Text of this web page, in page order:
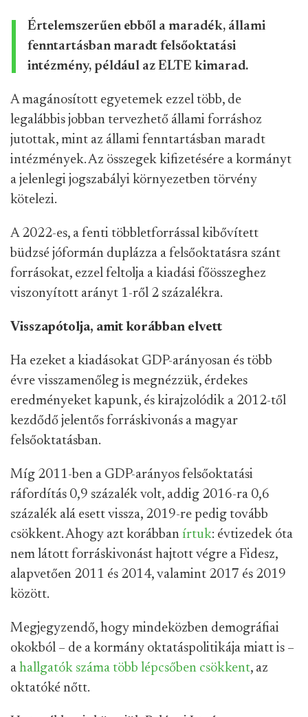
Értelemszerűen ebből a maradék, állami
fenntartásban maradt felsőoktatási
intézmény, például az ELTE kimarad.
A magánosított egyetemek ezzel több, de
legalábbis jobban tervezhető állami forráshoz
jutottak, mint az állami fenntartásban maradt
intézmények. Az összegek kifizetésére a kormányt
a jelenlegi jogszabályi környezetben törvény
kötelezi.
A 2022-es, a fenti többletforrással kibővített
büdzsé jóformán duplázza a felsőoktatásra szánt
forrásokat, ezzel feltolja a kiadási főösszeghez
viszonyított arányt 1-ről 2 százalékra.
Visszapótolja, amit korábban elvett
Ha ezeket a kiadásokat GDP-arányosan és több
évre visszamenőleg is megnézzük, érdekes
eredményeket kapunk, és kirajzolódik a 2012-től
kezdődő jelentős forráskivonás a magyar
felsőoktatásban.
Míg 2011-ben a GDP-arányos felsőoktatási
ráfordítás 0,9 százalék volt, addig 2016-ra 0,6
százalék alá esett vissza, 2019-re pedig tovább
csökkent. Ahogy azt korábban írtuk: évtizedek óta
nem látott forráskivonást hajtott végre a Fidesz,
alapvetően 2011 és 2014, valamint 2017 és 2019
között.
Megjegyzendő, hogy mindeközben demográfiai
okokból – de a kormány oktatáspolitikája miatt is –
a hallgatók száma több lépcsőben csökkent, az
oktatóké nőtt.